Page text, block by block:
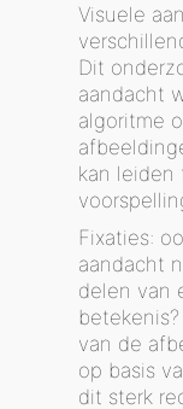
Visuele
Dit
aandacht
algoritme
kan
Fixaties:
aandacht
delen van
van de
op basis
dit sterk